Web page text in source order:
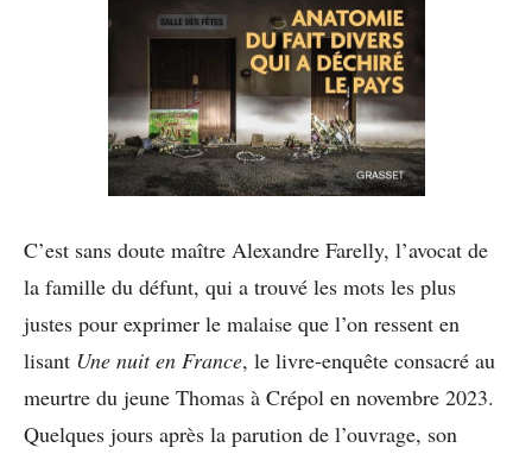
C’est sans doute maître Alexandre Farelly, l’avocat de
la famille du défunt, qui a trouvé les mots les plus
justes pour exprimer le malaise que l’on ressent en
lisant Une nuit en France, le livre-enquête consacré au
meurtre du jeune Thomas à Crépol en novembre 2023.
Quelques jours après la parution de l’ouvrage, son